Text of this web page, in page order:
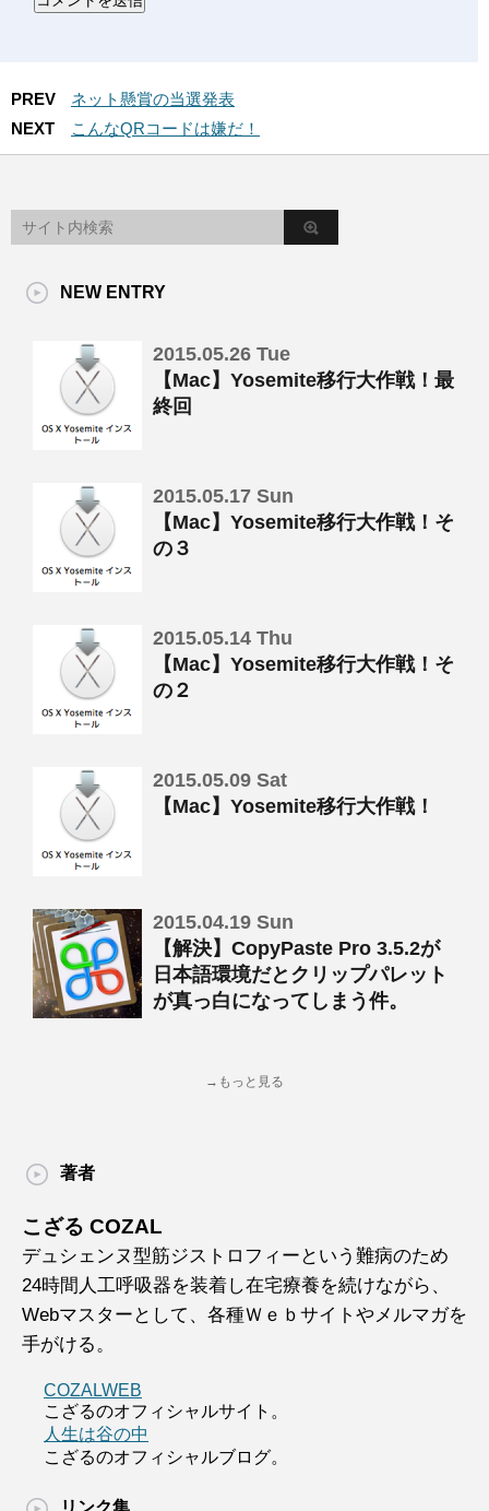
PREV
ネット懸賞の当選発表
NEXT
こんなQRコードは嫌だ！
NEW ENTRY
2015.05.26 Tue
【Mac】Yosemite移行大作戦！最
終回
2015.05.17 Sun
【Mac】Yosemite移行大作戦！そ
の３
2015.05.14 Thu
【Mac】Yosemite移行大作戦！そ
の２
2015.05.09 Sat
【Mac】Yosemite移行大作戦！
2015.04.19 Sun
【解決】CopyPaste Pro 3.5.2が
日本語環境だとクリップパレット
が真っ白になってしまう件。
→もっと見る
著者
こざる COZAL
デュシェンヌ型筋ジストロフィーという難病のため
24時間人工呼吸器を装着し在宅療養を続けながら、
Webマスターとして、各種Ｗｅｂサイトやメルマガを
手がける。
COZALWEB
こざるのオフィシャルサイト。
人生は谷の中
こざるのオフィシャルブログ。
リンク集